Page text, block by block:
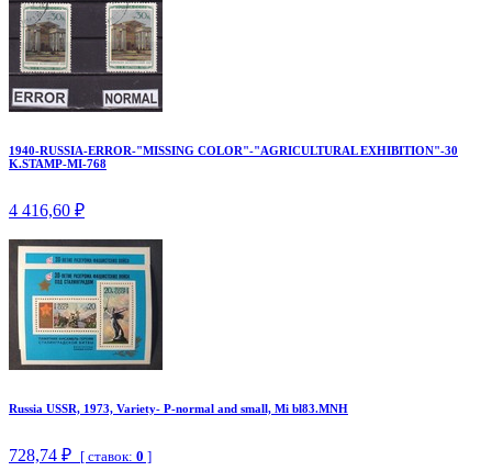
1940-RUSSIA-ERROR-"MISSING COLOR"-"AGRICULTURAL EXHIBITION"-30
K.STAMP-MI-768
4 416,60 ₽
Russia USSR, 1973, Variety- P-normal and small, Mi bl83.MNH
728,74 ₽ [ ставок: 0 ]